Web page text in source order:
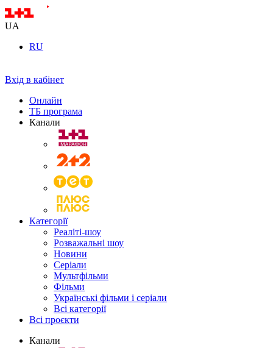
UA
RU
Вхід в кабінет
Онлайн
ТБ програма
Канали
Категорії
Реаліті-шоу
Розважальні шоу
Новини
Серіали
Мультфільми
Фільми
Українські фільми і серіали
Всі категорії
Всі проєкти
Канали